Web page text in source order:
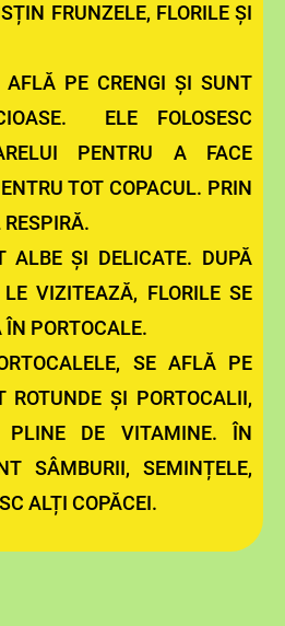
FRUNZELE, FLORILE ȘI
AFLĂ PE CRENGI ȘI SUNT
ELE FOLOSESC
PENTRU A FACE
TOT COPACUL. PRIN
RESPIRĂ.
ALBE ȘI DELICATE. DUPĂ
VIZITEAZĂ, FLORILE SE
PORTOCALE.
SE AFLĂ PE
ROTUNDE ȘI PORTOCALII,
PLINE DE VITAMINE. ÎN
SÂMBURII, SEMINȚELE,
ALȚI COPĂCEI.